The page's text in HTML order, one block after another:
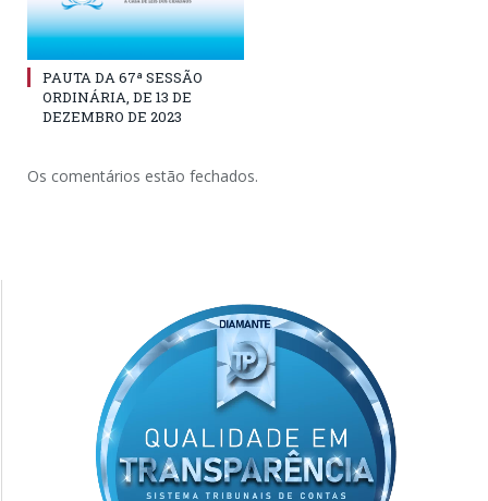
PAUTA DA 67ª SESSÃO
ORDINÁRIA, DE 13 DE
DEZEMBRO DE 2023
Os comentários estão fechados.